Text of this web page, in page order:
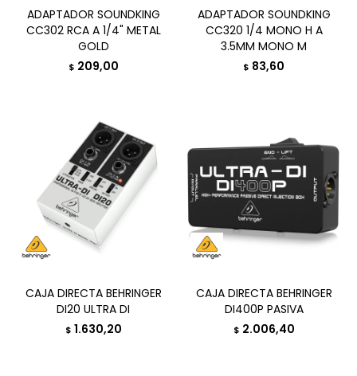
ADAPTADOR SOUNDKING
CC302 RCA A 1/4" METAL
GOLD
$ 209,00
ADAPTADOR SOUNDKING
CC320 1/4 MONO H A
3.5MM MONO M
$ 83,60
CAJA DIRECTA BEHRINGER
DI20 ULTRA DI
$ 1.630,20
CAJA DIRECTA BEHRINGER
DI400P PASIVA
$ 2.006,40